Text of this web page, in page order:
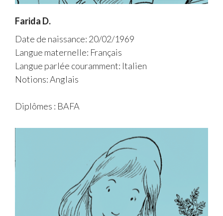
Farida D.
Date de naissance: 20/02/1969
Langue maternelle: Français
Langue parlée couramment: Italien
Notions: Anglais
Diplômes : BAFA